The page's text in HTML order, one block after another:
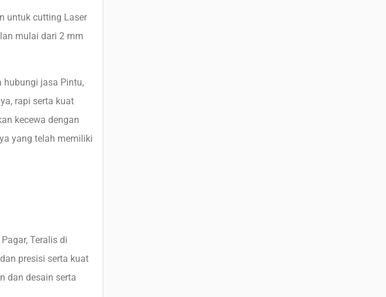
untuk cutting Laser
mulai dari 2 mm
hubungi jasa Pintu,
rapi serta kuat
kecewa dengan
yang telah memiliki
Teralis di
presisi serta kuat
dan desain serta